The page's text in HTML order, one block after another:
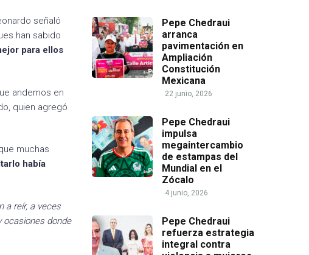
señaló
han sabido
para ellos
andemos en
quien agregó
muchas
había
a reír, a veces
ocasiones donde
Pepe Chedraui
arranca
pavimentación en
Ampliación
Constitución
Mexicana
22 junio, 2026
Pepe Chedraui
impulsa
megaintercambio
de estampas del
Mundial en el
Zócalo
4 junio, 2026
Pepe Chedraui
refuerza estrategia
integral contra